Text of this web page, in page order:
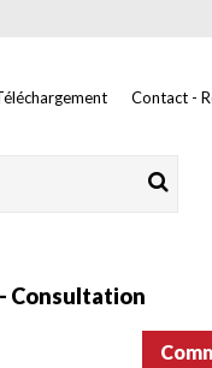
Contact -
Consultation
main